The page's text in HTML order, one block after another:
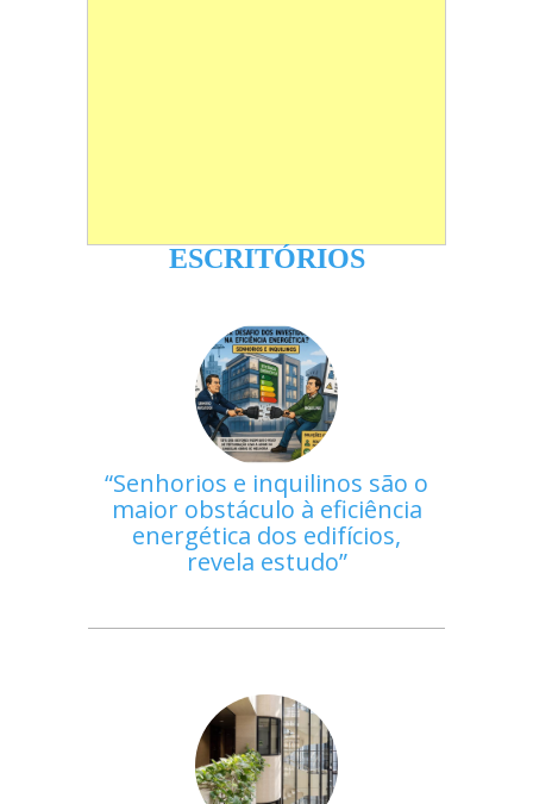
ESCRITÓRIOS
Senhorios e inquilinos são o
maior obstáculo à eficiência
energética dos edifícios,
revela estudo